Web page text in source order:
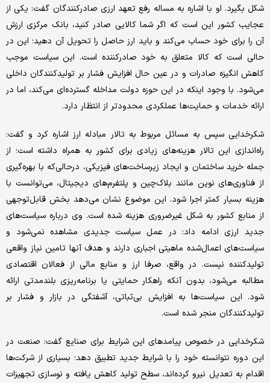
شکل بگیرد. او با اشاره به مساله رفع تعهد ارزی صادرکنندگان گفت: یکی از
عجایب کشور این است که اگر شما کالایی صادر کنید، بانک مرکزی ارزش
آن را برای خود حساب می‌کند و باید ارز حاصل را تحویل آن دهید؛ این در
حالی است که کالا متعلق به خود صادرکننده است. این سیاست موجب
کاهش انگیزه صادرات و در عین حال افزایش فشار بر تولیدکنندگان داخلی
می‌شود. با وجود اینکه در این حوزه دولت مداخله گسترده‌ای می‌کند، اما در
ارائه خدمات و حمایت‌ها عملکردی محدودتر از انتظار دارد.
شکرخدایی سپس به مسائل مربوط به تالار مبادله ارز اشاره کرد و گفت:
راه‌اندازی این تالار هزینه‌های زیادی برای کشور به همراه داشته است؛ از
جمله خرید ساختمان و ایجاد زیرساخت‌های فیزیکی، درحالی‌که با بهره‌گیری
از فناوری‌های نوین مانند بلاک‌چین و پلتفرم‌های دیجیتال، می‌توانست با
هزینه بسیار کمتر اجرا شود. این موضوع نشان می‌دهد بخش قابل‌توجهی
از منابع کشور به شکل غیرضروری هزینه شده است. وی درباره سیاست‌های
جدید ارزی ادامه داد: در عمل سیاست جدیدی مشاهده نمی‌شود و
سیاست‌های اعمال‌شده ماهیتی اجباری دارند و هدف آنها تامین نیاز واقعی
تولیدکننده نیست. در واقع، صرفا ارز و منابع مالی از فعالان اقتصادی
مطالبه می‌شود، بدون آنکه راهکار حمایتی یا برنامه‌ریزی بلندمدتی ارائه
شود. این سیاست‌ها به افزایش بی‌ثباتی، آشفتگی در بازار و فشار بر
تولیدکنندگان منجر شده است.
شکرخدایی در خصوص پیامدهای این شرایط برای صنایع گفت: صنعت در
این دوره نتوانسته خود را با شرایط جدید تطبیق دهد؛ بسیاری از شرکت‌ها
اقدام به تعدیل نیرو کرده‌اند، سطح تولید کاهش یافته و نوسازی تجهیزات